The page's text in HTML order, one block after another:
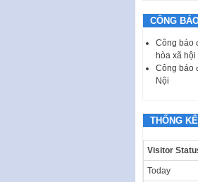
CÔNG
Công báo
hòa xã hội
Công báo
Nội
THỐNG
Visitor
Today